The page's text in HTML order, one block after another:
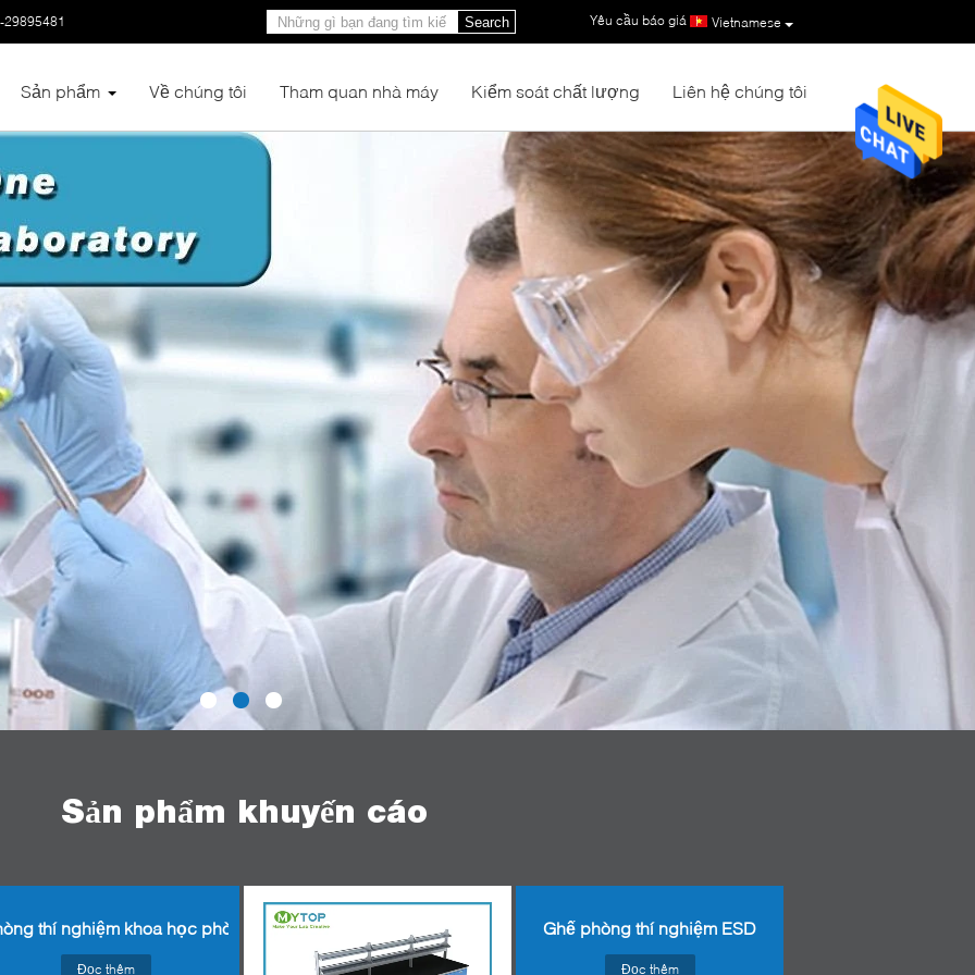
29895481 Vietnamese
Yêu cầu báo giá |
Search
Sản phẩm Về chúng tôi Tham quan nhà máy Kiểm soát chất lượng Liên hệ chúng tôi
Sản phẩm khuyến cáo
thí nghiệm khoa học phòng thí nghiệm
Đọc thêm
Ghế phòng thí nghiệm ESD
Đọc thêm